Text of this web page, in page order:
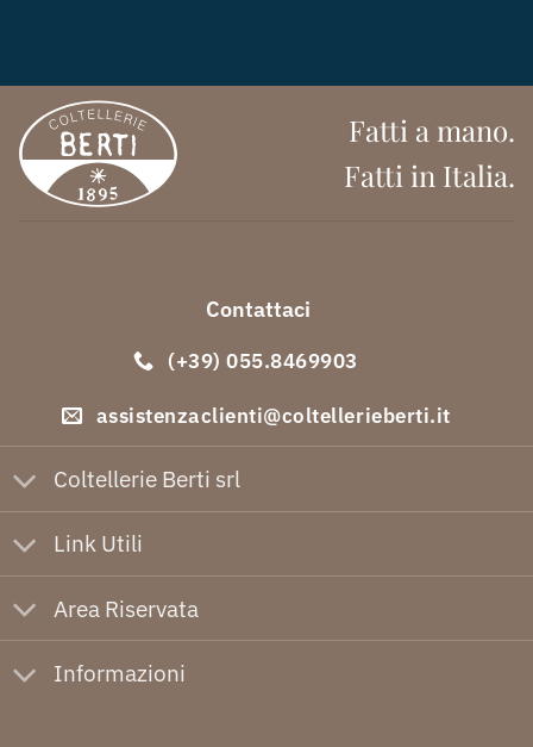
Fatti a mano.
Fatti in Italia.
Contattaci
(+39) 055.8469903
assistenzaclienti@coltellerieberti.it
Coltellerie Berti srl
Link Utili
Area Riservata
Informazioni